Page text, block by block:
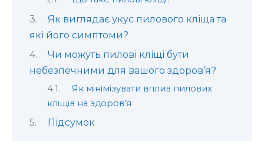
Як виглядає укус пилового кліща та
які його симптоми?
Чи можуть пилові кліщі бути
небезпечними для вашого здоров’я?
Як мінімізувати вплив пилових
кліщів на здоров’я
Підсумок